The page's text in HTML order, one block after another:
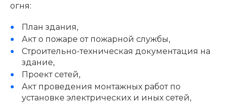
огня:
План здания,
Акт о пожаре от пожарной службы,
Строительно-техническая документация на
здание,
Проект сетей,
Акт проведения монтажных работ по
установке электрических и иных сетей,